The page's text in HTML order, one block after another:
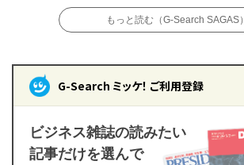
もっと読む（G-Search SAGAS）
G-Search ミッケ！ ご利用登録
ビジネス雑誌の読みたい
記事だけを選んで